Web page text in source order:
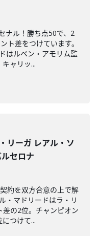
ナル！勝ち点50で、2
ト差をつけています。
はルベン・アモリム監
ャリッ...
リーガ レアル・ソ
セロナ
約を双方合意の上で解
・マドリードはラ・リ
の2位。チャンピオン
つけて...